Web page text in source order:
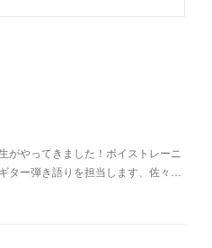
がやってきました！ボイストレーニ
ター弾き語りを担当します、佐々…